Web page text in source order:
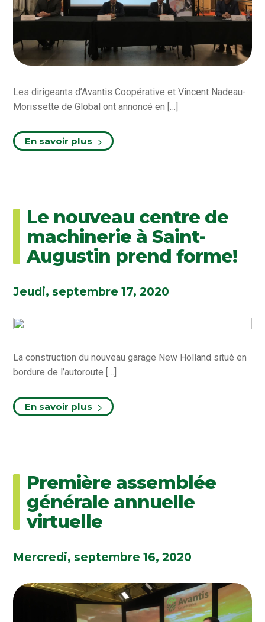
Les dirigeants d’Avantis Coopérative et Vincent Nadeau-
Morissette de Global ont annoncé en […]
En savoir plus
Le nouveau centre de
machinerie à Saint-
Augustin prend forme!
Jeudi, septembre 17, 2020
La construction du nouveau garage New Holland situé en
bordure de l’autoroute […]
En savoir plus
Première assemblée
générale annuelle
virtuelle
Mercredi, septembre 16, 2020